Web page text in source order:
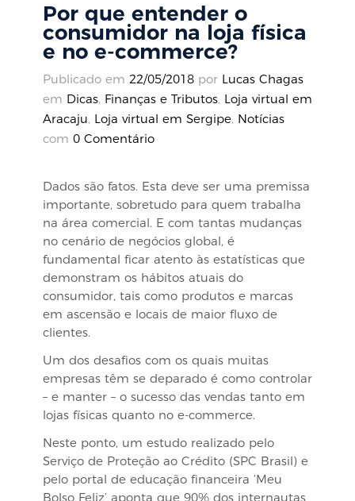
Por que entender o
consumidor na loja física
e no e-commerce?
Publicado em 22/05/2018 por Lucas Chagas
em Dicas, Finanças e Tributos, Loja virtual em
Aracaju, Loja virtual em Sergipe, Notícias
com 0 Comentário
Dados são fatos. Esta deve ser uma premissa
importante, sobretudo para quem trabalha
na área comercial. E com tantas mudanças
no cenário de negócios global, é
fundamental ficar atento às estatísticas que
demonstram os hábitos atuais do
consumidor, tais como produtos e marcas
em ascensão e locais de maior fluxo de
clientes.
Um dos desafios com os quais muitas
empresas têm se deparado é como controlar
– e manter – o sucesso das vendas tanto em
lojas físicas quanto no e-commerce.
Neste ponto, um estudo realizado pelo
Serviço de Proteção ao Crédito (SPC Brasil) e
pelo portal de educação financeira ‘Meu
Bolso Feliz’ aponta que 90% dos internautas